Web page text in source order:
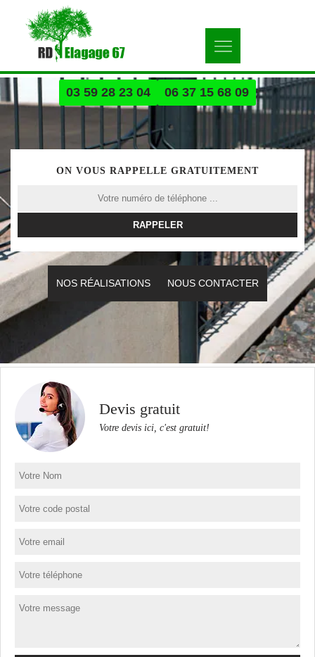
03 59 28 23 04 06 37 15 68 09
ON VOUS RAPPELLE GRATUITEMENT
NOS RÉALISATIONS NOUS CONTACTER
Devis gratuit
Votre devis ici, c'est gratuit!